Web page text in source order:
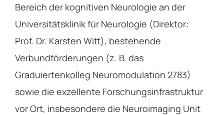
Bereich der kognitiven Neurologie an der
Universitätsklinik für Neurologie (Direktor:
Prof. Dr. Karsten Witt), bestehende
Verbundförderungen (z. B. das
Graduiertenkolleg Neuromodulation 2783)
sowie die exzellente Forschungsinfrastruktur
vor Ort, insbesondere die Neuroimaging Unit